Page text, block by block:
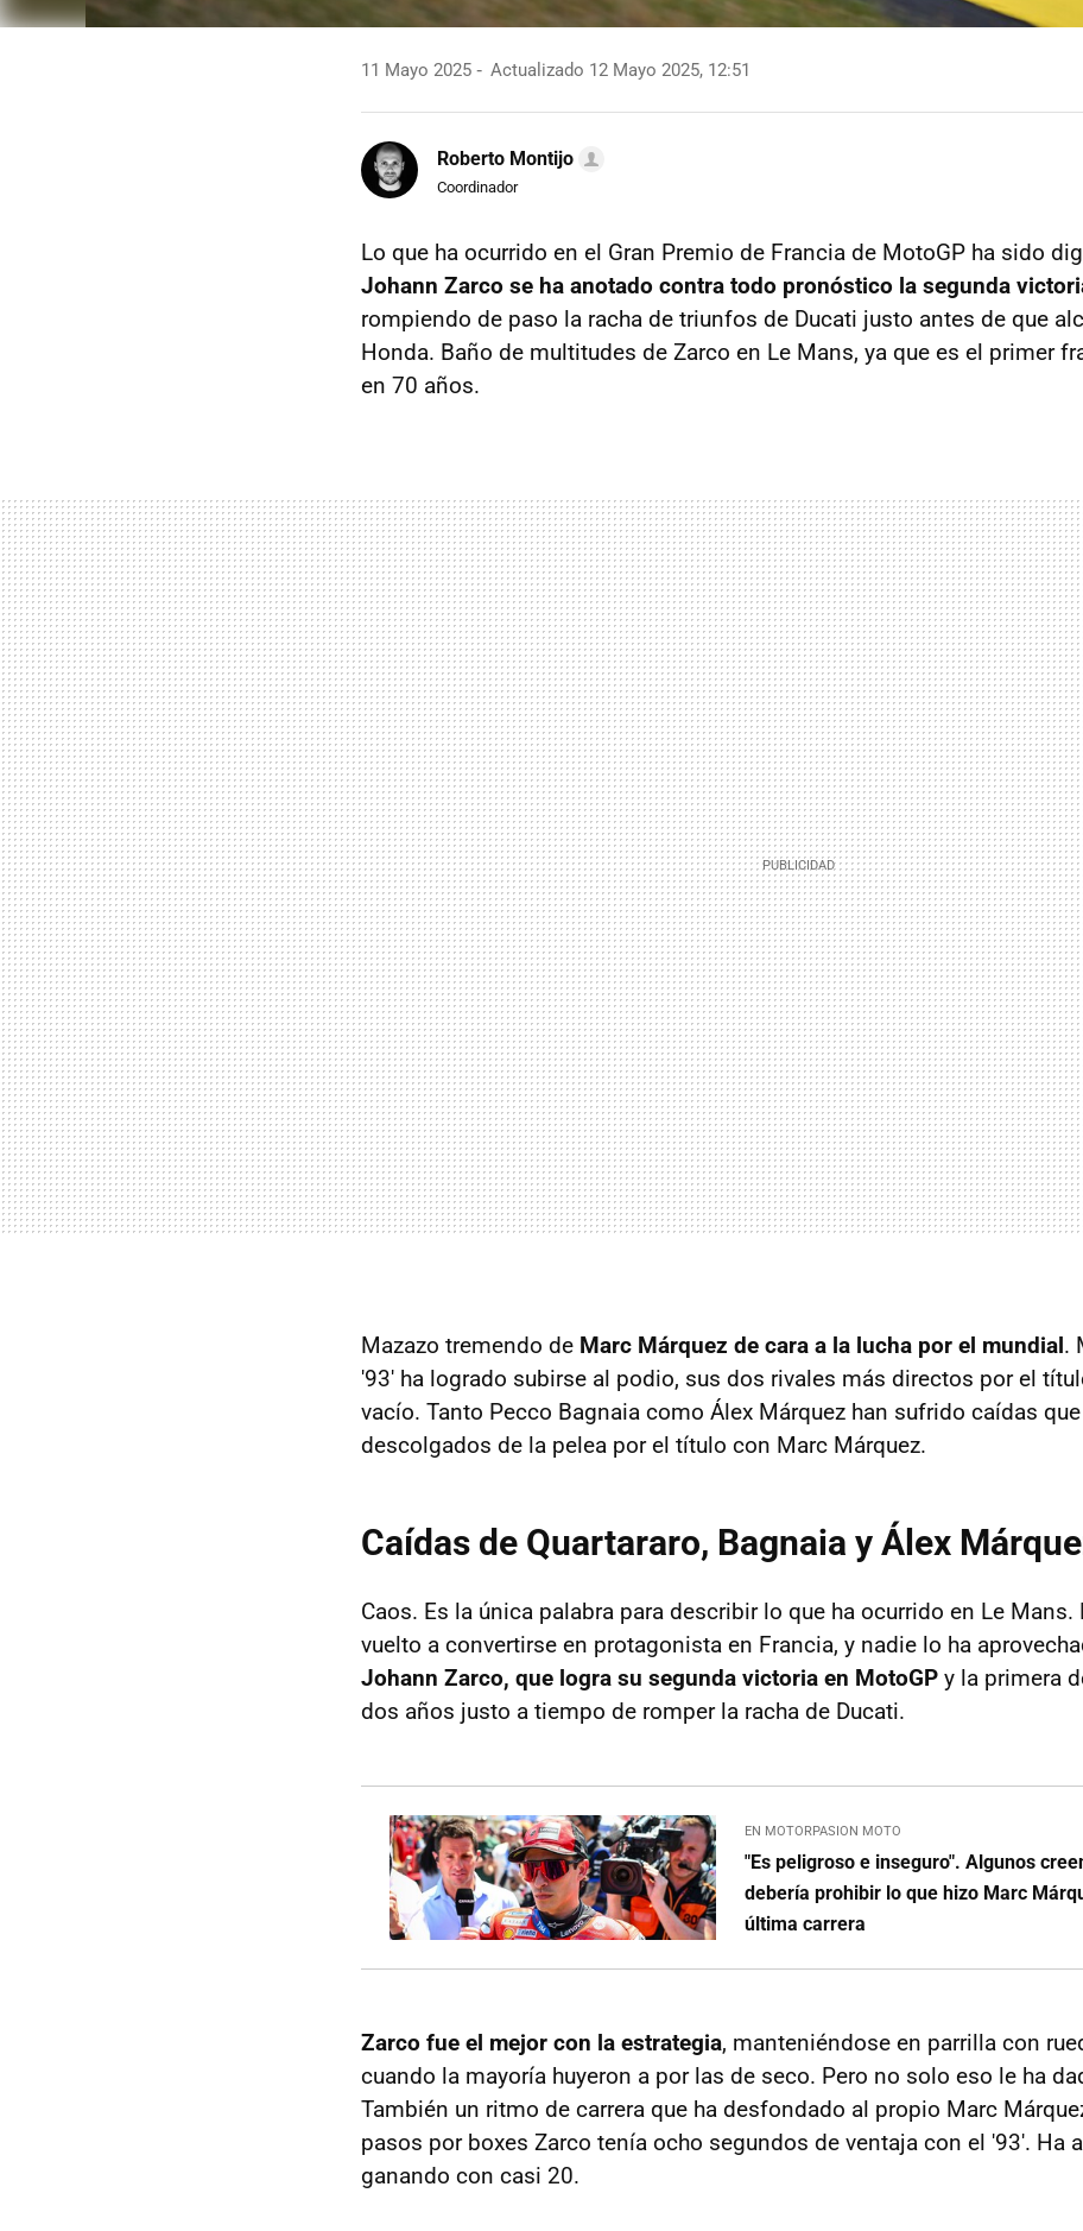
11 Mayo 2025 Actualizado 12 Mayo 2025, 12:51
Roberto Montijo
Coordinador
Lo que ha ocurrido en el Gran Premio de Francia de MotoGP ha sido
Johann Zarco se ha anotado contra todo pronóstico la segunda
rompiendo de paso la racha de triunfos de Ducati justo antes de que
Honda. Baño de multitudes de Zarco en Le Mans, ya que es el primer
en 70 años.
Mazazo tremendo de Marc Márquez de cara a la lucha por el mundial.
'93' ha logrado subirse al podio, sus dos rivales más directos por el
vacío. Tanto Pecco Bagnaia como Álex Márquez han sufrido caídas
descolgados de la pelea por el título con Marc Márquez.
Caídas de Quartararo, Bagnaia y Álex
Caos. Es la única palabra para describir lo que ha ocurrido en Le Mans.
vuelto a convertirse en protagonista en Francia, y nadie lo ha
Johann Zarco, que logra su segunda victoria en MotoGP y la primera
dos años justo a tiempo de romper la racha de Ducati.
EN MOTORPASION MOTO
"Es peligroso e inseguro". Algunos
debería prohibir lo que hizo Marc
última carrera
Zarco fue el mejor con la estrategia, manteniéndose en parrilla con
cuando la mayoría huyeron a por las de seco. Pero no solo eso le ha
También un ritmo de carrera que ha desfondado al propio Marc
pasos por boxes Zarco tenía ocho segundos de ventaja con el '93'. Ha
ganando con casi 20.